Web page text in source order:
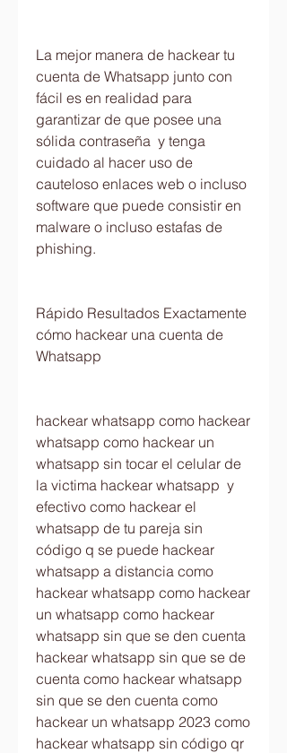
La mejor manera de hackear tu
cuenta de Whatsapp junto con
fácil es en realidad para
garantizar de que posee una
sólida contraseña  y tenga
cuidado al hacer uso de
cauteloso enlaces web o incluso
software que puede consistir en
malware o incluso estafas de
phishing.
Rápido Resultados Exactamente
cómo hackear una cuenta de
Whatsapp
hackear whatsapp como hackear
whatsapp como hackear un
whatsapp sin tocar el celular de
la victima hackear whatsapp  y
efectivo como hackear el
whatsapp de tu pareja sin
código q se puede hackear
whatsapp a distancia como
hackear whatsapp como hackear
un whatsapp como hackear
whatsapp sin que se den cuenta
hackear whatsapp sin que se de
cuenta como hackear whatsapp
sin que se den cuenta como
hackear un whatsapp 2023 como
hackear whatsapp sin código qr